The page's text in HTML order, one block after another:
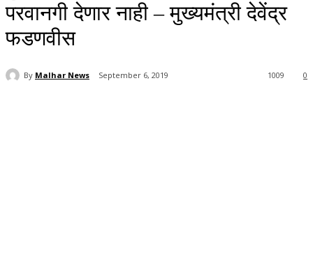
परवानगी देणार नाही – मुख्यमंत्री देवेंद्र
फडणवीस
By Malhar News September 6, 2019 0
1009